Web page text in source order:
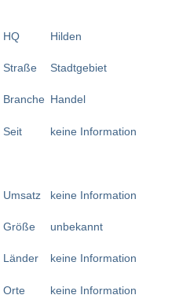
HQ
Straße
Branche
Seit
Umsatz
Größe
Länder
Orte
Hilden
Stadtgebiet
Handel
keine Information
keine Information
unbekannt
keine Information
keine Information